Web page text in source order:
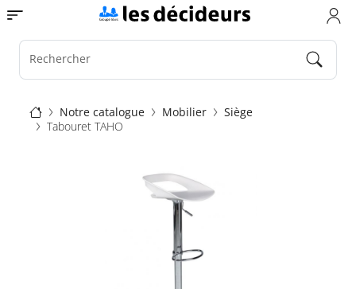
Aller
au
contenu
principal
Toggle navigation
Rechercher
Fil
d'Ariane
Notre catalogue Mobilier
Siège
Tabouret TAHO